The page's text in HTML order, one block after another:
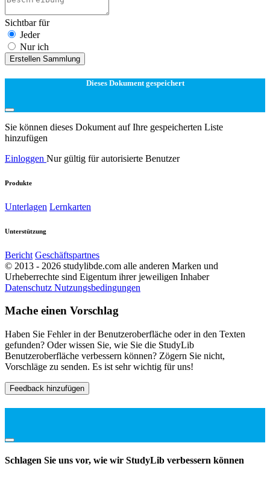
Sichtbar für
Jeder
Nur ich
Erstellen Sammlung
Dieses Dokument gespeichert
Sie können dieses Dokument auf Ihre gespeicherten Liste
hinzufügen
Einloggen Nur gültig für autorisierte Benutzer
Produkte
Unterlagen Lernkarten
Unterstützung
Bericht Geschäftspartnes
© 2013 - 2026 studylibde.com alle anderen Marken und
Urheberrechte sind Eigentum ihrer jeweiligen Inhaber
Datenschutz Nutzungsbedingungen
Mache einen Vorschlag
Haben Sie Fehler in der Benutzeroberfläche oder in den Texten
gefunden? Oder wissen Sie, wie Sie die StudyLib
Benutzeroberfläche verbessern können? Zögern Sie nicht,
Vorschläge zu senden. Es ist sehr wichtig für uns!
Feedback hinzufügen
Schlagen Sie uns vor, wie wir StudyLib verbessern können